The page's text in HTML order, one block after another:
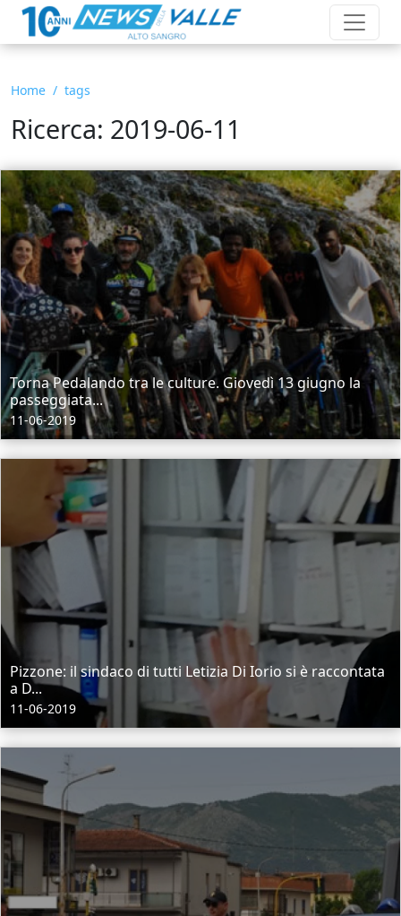
Home tags
Ricerca: 2019-06-11
Torna Pedalando tra le culture. Giovedì 13 giugno la
passeggiata...
11-06-2019
Pizzone: il sindaco di tutti Letizia Di Iorio si è raccontata
a D...
11-06-2019